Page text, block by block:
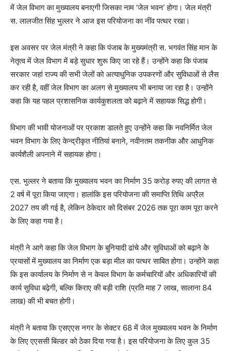
में जेल विभाग का मुख्यालय बनाएगी जिसका नाम ‘जेल भवन’ होगा। जेल मंत्री
स. लालजीत सिंह भुल्लर ने आज इस परियोजना का नींव पत्थर रखा।
इस अवसर पर जेल मंत्री ने कहा कि पंजाब के मुख्यमंत्री स. भगवंत सिंह मान के
नेतृत्व में जेल विभाग में बड़े सुधार शुरू किए जा रहे हैं। उन्होंने कहा कि पंजाब
सरकार जहां राज्य की सभी जेलों को अत्याधुनिक उपकरणों और सुविधाओं से लैस
कर रही है, वहीं जेल विभाग का अलग से मुख्यालय भी बनाया जा रहा है। उन्होंने
कहा कि यह पहल प्रशासनिक कार्यकुशलता को बढ़ाने में सहायक सिद्ध होगी।
विभाग की भावी योजनाओं पर प्रकाश डालते हुए उन्होंने कहा कि नवनिर्मित जेल
भवन विभाग के लिए केन्द्रीकृत नीतियां बनाने, नवीनतम तकनीक और आधुनिक
कार्यशैली अपनाने में सहायक होगा।
एस. भुल्लर ने बताया कि मुख्यालय भवन का निर्माण 35 करोड़ रुपए की लागत से
2 वर्ष में पूरा किया जाएगा। हालांकि इस परियोजना की समाप्ति तिथि अप्रैल
2027 तय की गई है, लेकिन ठेकेदार को दिसंबर 2026 तक पूरा काम पूरा करने
के लिए कहा गया है।
मंत्री ने आगे कहा कि जेल विभाग के बुनियादी ढांचे और सुविधाओं को बढ़ाने के
प्रयासों में मुख्यालय का निर्माण एक बड़ा मील का पत्थर साबित होगा। उन्होंने कहा
कि इस कार्यालय के निर्माण से न केवल विभाग के कर्मचारियों और अधिकारियों की
कार्य सुविधा बढ़ेगी, बल्कि किराए की बड़ी राशि (प्रति माह 7 लाख, सालाना 84
लाख) की भी बचत होगी।
मंत्री ने बताया कि एसएएस नगर के सेक्टर 68 में जेल मुख्यालय भवन के निर्माण
के लिए एएससी बिल्डर को ठेका दिया गया है। इस परियोजना के लिए कुल 35